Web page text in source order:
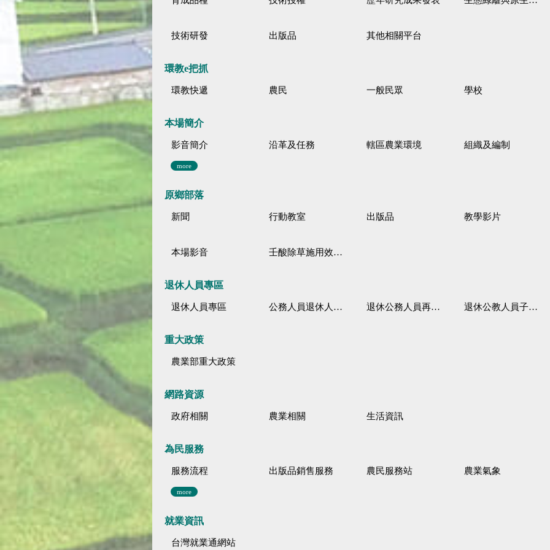
技術研發 出版品 其他相關平台
環教e把抓
環教快遞 農民 一般民眾 學校
本場簡介
影音簡介 沿革及任務 轄區農業環境 組織及編制
more
原鄉部落
新聞 行動教室 出版品 教學影片
本場影音 壬酸除草施用效果觀察
退休人員專區
退休人員專區 公務人員退休人員法施行細則 退休公務人員再任職務 退休公教人員子女教育補助規定
重大政策
農業部重大政策
網路資源
政府相關 農業相關 生活資訊
為民服務
服務流程 出版品銷售服務 農民服務站 農業氣象
more
就業資訊
台灣就業通網站